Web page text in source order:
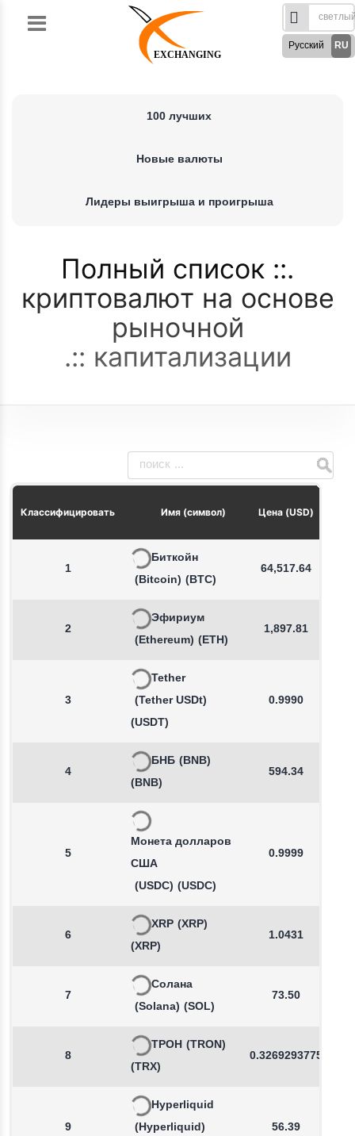
EXCHANGING
RU
Русский
100 лучших
Новые валюты
Лидеры выигрыша и проигрыша
Полный список
криптовалют на основе
рыночной
капитализации
Классифицировать Имя (символ) Цена (USD)
1
Биткойн
(Bitcoin) (BTC)
64,517.64
2
Эфириум
(Ethereum) (ETH)
1,897.81
3
Tether
(Tether USDt)
(USDT)
0.9990
4
БНБ (BNB)
(BNB)
594.34
5
Монета долларов
США
(USDC) (USDC)
0.9999
6
XRP (XRP)
(XRP)
1.0431
7
Солана
(Solana) (SOL)
73.50
8
ТРОН (TRON)
(TRX)
0.3269293775
9
Hyperliquid
(Hyperliquid)
56.39